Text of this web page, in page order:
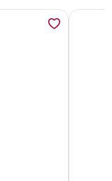
bem localizadaMais